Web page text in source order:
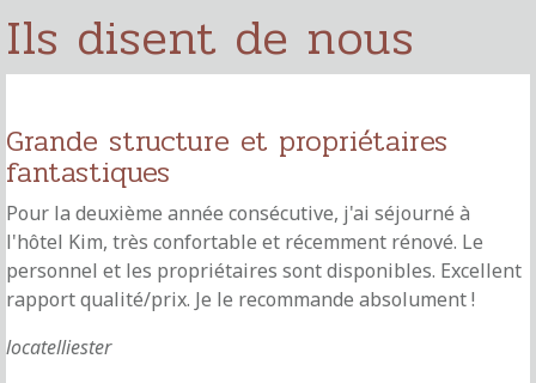
Ils disent de nous
Grande structure et propriétaires
fantastiques
Pour la deuxième année consécutive, j'ai séjourné à
l'hôtel Kim, très confortable et récemment rénové. Le
personnel et les propriétaires sont disponibles. Excellent
rapport qualité/prix. Je le recommande absolument !
locatelliester